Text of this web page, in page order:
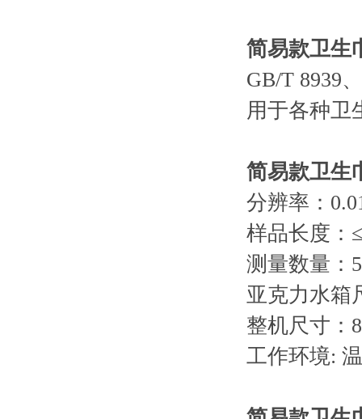
简易款卫生
GB/T 8939
用于各种卫
简易款卫生
分辨率：
样品长度：
测量数量：
亚克力水箱
整机尺寸：
工作环境: